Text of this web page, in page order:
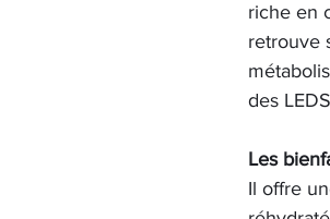
riche en
retrouve
des
Les
Il offre